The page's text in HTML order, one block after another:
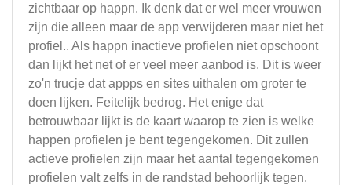
zichtbaar op happn. Ik denk dat er wel meer vrouwen
zijn die alleen maar de app verwijderen maar niet het
profiel.. Als happn inactieve profielen niet opschoont
dan lijkt het net of er veel meer aanbod is. Dit is weer
zo'n trucje dat appps en sites uithalen om groter te
doen lijken. Feitelijk bedrog. Het enige dat
betrouwbaar lijkt is de kaart waarop te zien is welke
happen profielen je bent tegengekomen. Dit zullen
actieve profielen zijn maar het aantal tegengekomen
profielen valt zelfs in de randstad behoorlijk tegen.